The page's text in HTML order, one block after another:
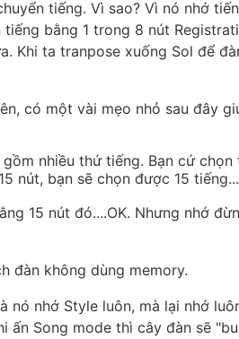
tiếng. Vì sao? Vì nó nhớ
bằng 1 trong 8 nút
Khi ta tranpose xuống Sol để
có một vài mẹo nhỏ sau đây
nhiều thứ tiếng. Bạn cứ chọn
nút, bạn sẽ chọn được 15 tiếng...
15 nút đó....OK. Nhưng nhớ
đàn không dùng memory.
nó nhớ Style luôn, mà lại nhớ
ấn Song mode thì cây đàn sẽ